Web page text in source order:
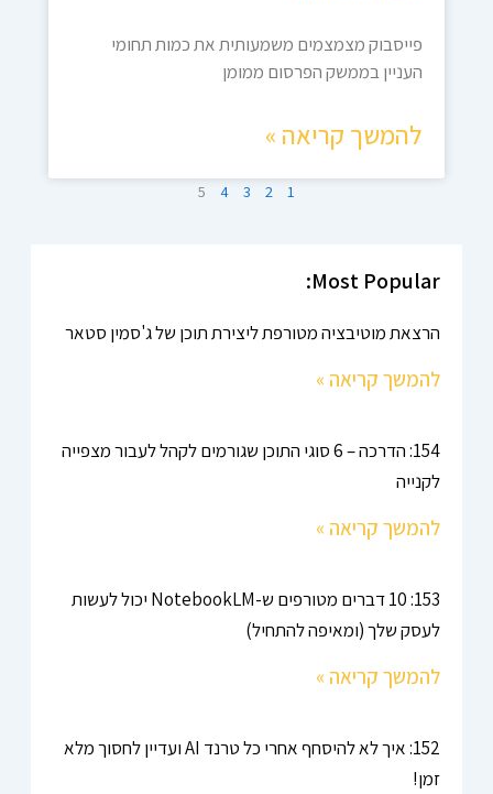
פייסבוק מצמצמים משמעותית את כמות תחומי
העניין בממשק הפרסום ממומן
להמשך קריאה »
1
2
3
4
5
Most Popular:
הרצאת מוטיבציה מטורפת ליצירת תוכן של ג'סמין סטאר
להמשך קריאה »
154: הדרכה – 6 סוגי התוכן שגורמים לקהל לעבור מצפייה
לקנייה
להמשך קריאה »
153: 10 דברים מטורפים ש-NotebookLM יכול לעשות
לעסק שלך (ומאיפה להתחיל)
להמשך קריאה »
152: איך לא להיסחף אחרי כל טרנד AI ועדיין לחסוך מלא
זמן!